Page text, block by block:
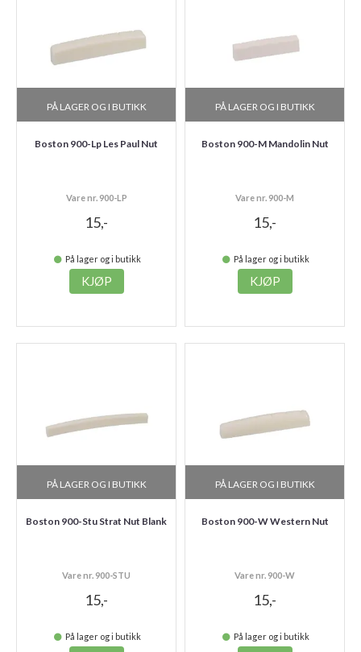
PÅ LAGER OG I BUTIKK
Boston 900-Lp Les Paul Nut
Vare nr. 900-LP
15,-
På lager og i butikk
KJØP
PÅ LAGER OG I BUTIKK
Boston 900-M Mandolin Nut
Vare nr. 900-M
15,-
På lager og i butikk
KJØP
PÅ LAGER OG I BUTIKK
Boston 900-Stu Strat Nut Blank
Vare nr. 900-STU
15,-
På lager og i butikk
PÅ LAGER OG I BUTIKK
Boston 900-W Western Nut
Vare nr. 900-W
15,-
På lager og i butikk